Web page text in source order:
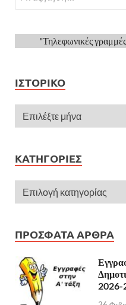
"Τηλεφωνικές γραμμές
ΙΣΤΟΡΙΚΌ
KΑΤΗΓΟΡΊΕΣ
ΠΡΌΣΦΑΤΑ ΆΡΘΡΑ
2026-